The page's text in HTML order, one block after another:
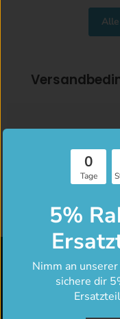
für
Folge uns
FindenFinden
Sie
Sie
0
Tage
5%
Nimm an
sichere dir